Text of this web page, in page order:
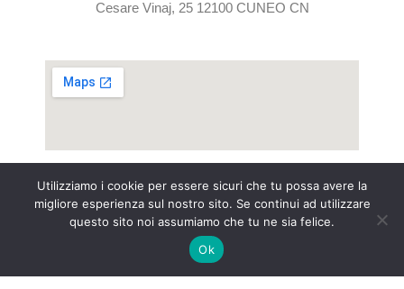
Cesare Vinaj, 25 12100 CUNEO CN
P.I. C.F. IT 00214200040
RNET&Co. Web Agency
Utilizziamo i cookie per essere sicuri che tu possa avere la
migliore esperienza sul nostro sito. Se continui ad utilizzare
questo sito noi assumiamo che tu ne sia felice.
Ok